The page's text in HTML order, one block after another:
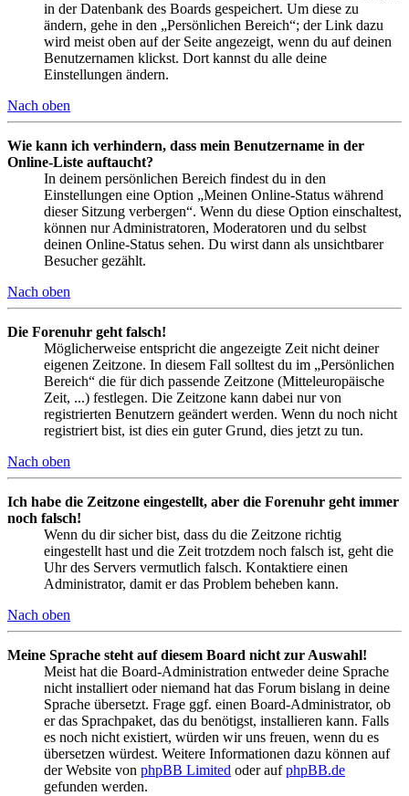
in der Datenbank des Boards gespeichert. Um diese zu
ändern, gehe in den „Persönlichen Bereich“; der Link dazu
wird meist oben auf der Seite angezeigt, wenn du auf deinen
Benutzernamen klickst. Dort kannst du alle deine
Einstellungen ändern.
Nach oben
Wie kann ich verhindern, dass mein Benutzername in der
Online-Liste auftaucht?
In deinem persönlichen Bereich findest du in den
Einstellungen eine Option „Meinen Online-Status während
dieser Sitzung verbergen“. Wenn du diese Option einschaltest,
können nur Administratoren, Moderatoren und du selbst
deinen Online-Status sehen. Du wirst dann als unsichtbarer
Besucher gezählt.
Nach oben
Die Forenuhr geht falsch!
Möglicherweise entspricht die angezeigte Zeit nicht deiner
eigenen Zeitzone. In diesem Fall solltest du im „Persönlichen
Bereich“ die für dich passende Zeitzone (Mitteleuropäische
Zeit, ...) festlegen. Die Zeitzone kann dabei nur von
registrierten Benutzern geändert werden. Wenn du noch nicht
registriert bist, ist dies ein guter Grund, dies jetzt zu tun.
Nach oben
Ich habe die Zeitzone eingestellt, aber die Forenuhr geht immer
noch falsch!
Wenn du dir sicher bist, dass du die Zeitzone richtig
eingestellt hast und die Zeit trotzdem noch falsch ist, geht die
Uhr des Servers vermutlich falsch. Kontaktiere einen
Administrator, damit er das Problem beheben kann.
Nach oben
Meine Sprache steht auf diesem Board nicht zur Auswahl!
Meist hat die Board-Administration entweder deine Sprache
nicht installiert oder niemand hat das Forum bislang in deine
Sprache übersetzt. Frage ggf. einen Board-Administrator, ob
er das Sprachpaket, das du benötigst, installieren kann. Falls
es noch nicht existiert, würden wir uns freuen, wenn du es
übersetzen würdest. Weitere Informationen dazu können auf
der Website von phpBB Limited oder aufphpBB.de
gefunden werden.